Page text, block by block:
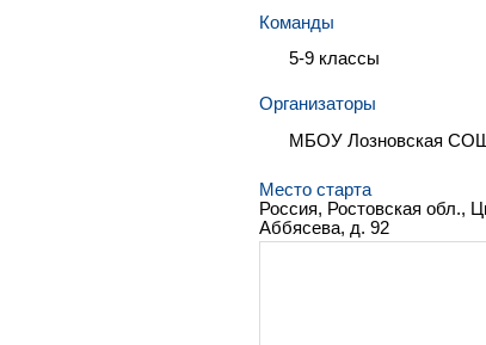
Команды
5-9 классы
Организаторы
МБОУ Лозновская
Место старта
Россия, Ростовская обл.,
Аббясева, д. 92